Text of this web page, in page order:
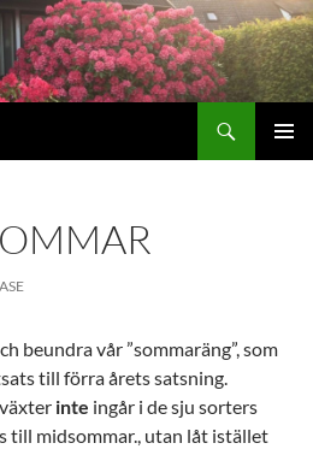
beundra vår ”sommaräng”, som
till förra årets satsning.
inte ingår i de sju sorters
till midsommar., utan låt istället